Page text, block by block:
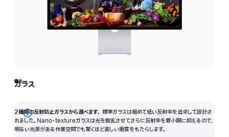
ガラス
2種類の反射防止ガラスから選べます。 標準ガラスは極めて低い反射率を追求して設計さ
れました。Nano-textureガラスは光を散乱させてさらに反射率を最小限に抑えるので、
明るい光源がある作業空間でも驚くほど美しい画質をもたらします。
詳
細